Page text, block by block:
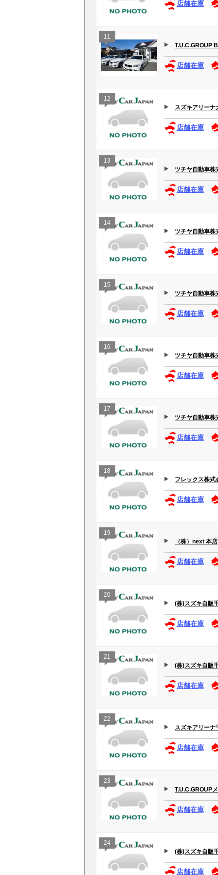
店舗在庫
11
T.U.C.GROUP
店舗在庫
12
スズキアリーナ
店舗在庫
13
ツチヤ自動車株
店舗在庫
14
ツチヤ自動車株
店舗在庫
15
ツチヤ自動車株
店舗在庫
16
ツチヤ自動車株
店舗在庫
17
ツチヤ自動車株
店舗在庫
18
フレックス株式
店舗在庫
19
（株）next 本店
店舗在庫
20
(株)スズキ自販
店舗在庫
21
(株)スズキ自販
店舗在庫
22
スズキアリーナ
店舗在庫
23
T.U.C.GROUP
店舗在庫
24
(株)スズキ自販
店舗在庫